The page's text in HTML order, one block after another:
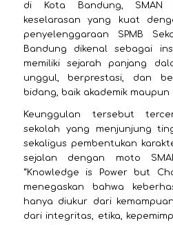
di Kota Bandung, SMAN
keselarasan yang kuat
penyelenggaraan SPMB
Bandung dikenal sebagai
memiliki sejarah panjang
unggul, berprestasi, dan
bidang, baik akademik maupun
Keunggulan tersebut
sekolah yang menjunjung
sekaligus pembentukan
sejalan dengan moto
“Knowledge is Power but
menegaskan bahwa
hanya diukur dari
dari integritas, etika,